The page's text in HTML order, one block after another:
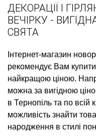
ДЕКОРАЦІЇ І
ВЕЧІРКУ -
СВЯТА
Інтернет-магазин
рекомендує Вам купити
найкращою ціною.
можна за вигідною
в Тернопіль та по всій
можливість знайти
народження в стилі